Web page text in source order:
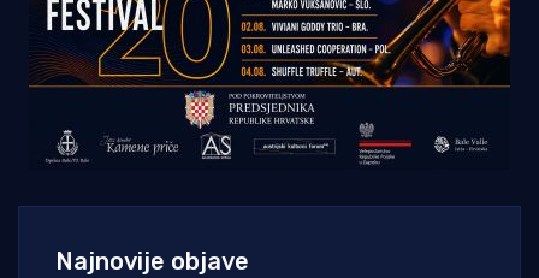
Najnovije objave